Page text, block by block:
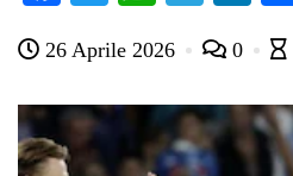
bo
ok
tte
r
ts
A
pp
gr
a
m
ed
In
26 Aprile 2026 0